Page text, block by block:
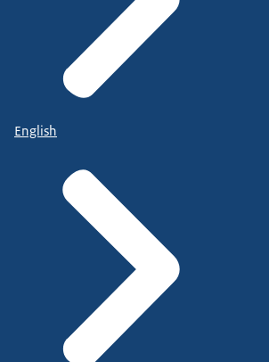
English